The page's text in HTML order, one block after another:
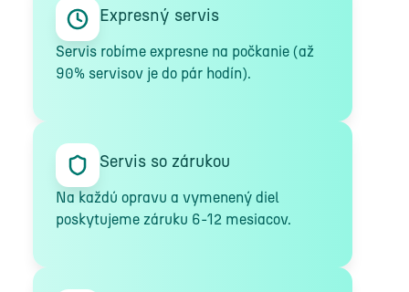
Expresný servis
Servis robíme expresne na počkanie (až
90% servisov je do pár hodín).
Servis so zárukou
Na každú opravu a vymenený diel
poskytujeme záruku 6-12 mesiacov.